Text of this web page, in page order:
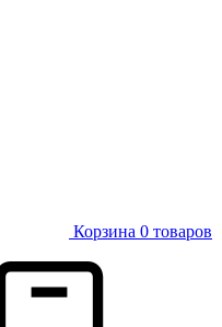
Корзина 0 товаров